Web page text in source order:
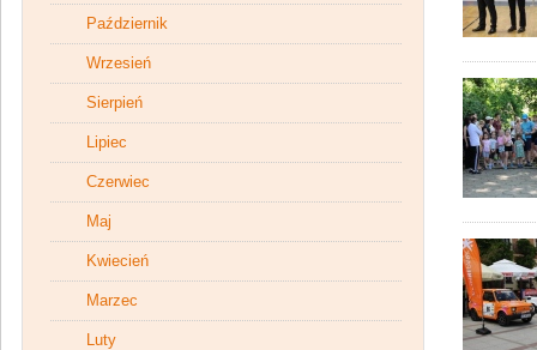
Październik
Wrzesień
Sierpień
Lipiec
Czerwiec
Maj
Kwiecień
Marzec
Luty